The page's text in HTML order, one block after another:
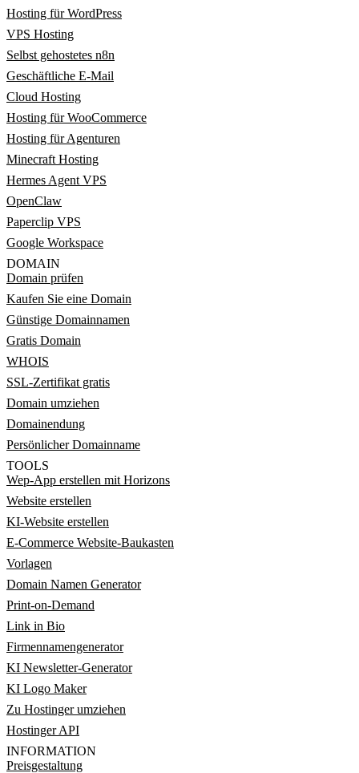
Hosting für WordPress
VPS Hosting
Selbst gehostetes n8n
Geschäftliche E-Mail
Cloud Hosting
Hosting für WooCommerce
Hosting für Agenturen
Minecraft Hosting
Hermes Agent VPS
OpenClaw
Paperclip VPS
Google Workspace
DOMAIN
Domain prüfen
Kaufen Sie eine Domain
Günstige Domainnamen
Gratis Domain
WHOIS
SSL-Zertifikat gratis
Domain umziehen
Domainendung
Persönlicher Domainname
TOOLS
Wep-App erstellen mit Horizons
Website erstellen
KI-Website erstellen
E-Commerce Website-Baukasten
Vorlagen
Domain Namen Generator
Print-on-Demand
Link in Bio
Firmennamengenerator
KI Newsletter-Generator
KI Logo Maker
Zu Hostinger umziehen
Hostinger API
INFORMATION
Preisgestaltung